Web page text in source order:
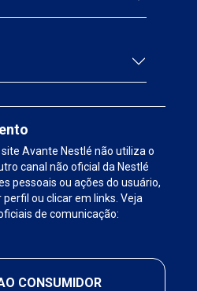
Avante Nestlé não utiliza o
canal não oficial da Nestlé
pessoais ou ações do usuário,
ou clicar em links. Veja
de comunicação:
CONSUMIDOR